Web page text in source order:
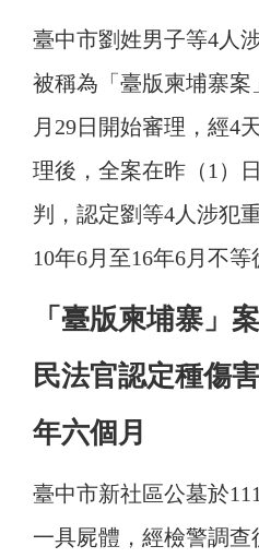
臺中市劉姓男子等4人
被稱為「臺版柬埔寨案
月29日開始審理，經4
理後，全案在昨（1）
判，認定劉等4人涉犯
10年6月至16年6月不等
「臺版柬埔寨」
民法官認定種傷
年六個月
臺中市新社區公墓於
一具屍體，經檢警調